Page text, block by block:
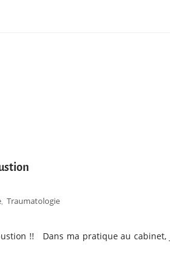
Traumatologie
!! Dans ma pratique au cabinet,